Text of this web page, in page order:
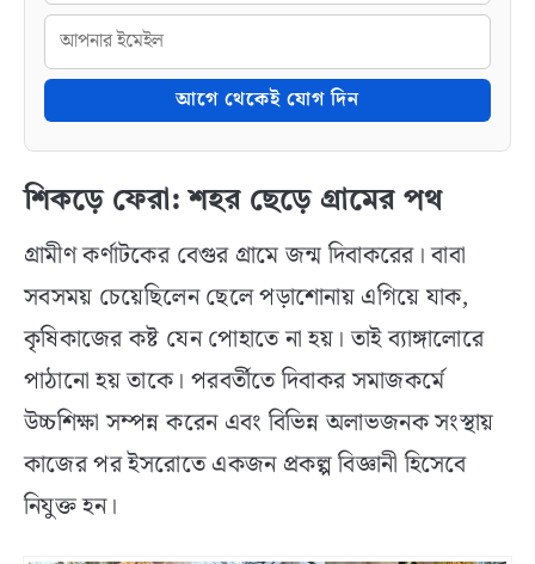
আগে থেকেই যোগ দিন
শিকড়ে ফেরা: শহর ছেড়ে গ্রামের পথ
গ্রামীণ কর্ণাটকের বেগুর গ্রামে জন্ম দিবাকরের। বাবা
সবসময় চেয়েছিলেন ছেলে পড়াশোনায় এগিয়ে যাক,
কৃষিকাজের কষ্ট যেন পোহাতে না হয়। তাই ব্যাঙ্গালোরে
পাঠানো হয় তাকে। পরবর্তীতে দিবাকর সমাজকর্মে
উচ্চশিক্ষা সম্পন্ন করেন এবং বিভিন্ন অলাভজনক সংস্থায়
কাজের পর ইসরোতে একজন প্রকল্প বিজ্ঞানী হিসেবে
নিযুক্ত হন।